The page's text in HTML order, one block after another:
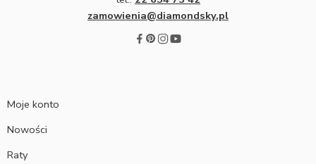
zamowienia@diamondsky.pl
Moje konto
Nowości
Raty